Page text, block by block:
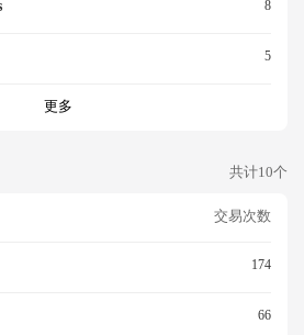
8
5
更多
共计10个
交易次数
174
66